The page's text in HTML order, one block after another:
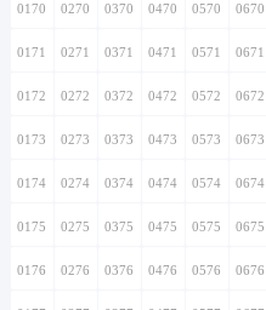
0170 0270 0370 0470 0570 0670
0171 0271 0371 0471 0571 0671
0172 0272 0372 0472 0572 0672
0173 0273 0373 0473 0573 0673
0174 0274 0374 0474 0574 0674
0175 0275 0375 0475 0575 0675
0176 0276 0376 0476 0576 0676